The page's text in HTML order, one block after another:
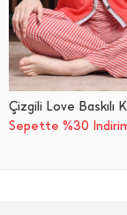
Sepette %30